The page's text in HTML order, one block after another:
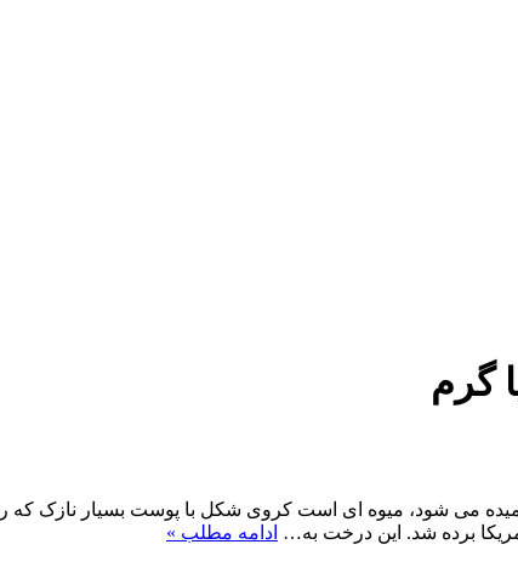
گرم
می شود، میوه ای است کروی شکل با پوست بسیار نازک که
برده شد. این درخت به… ادامه مطلب »